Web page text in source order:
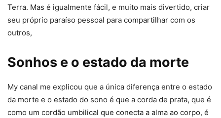
Terra. Mas é igualmente fácil, e muito mais divertido, criar
seu próprio paraíso pessoal para compartilhar com os
outros,
Sonhos e o estado da morte
My canal me explicou que a única diferença entre o estado
da morte e o estado do sono é que a corda de prata, que é
como um cordão umbilical que conecta a alma ao corpo, é